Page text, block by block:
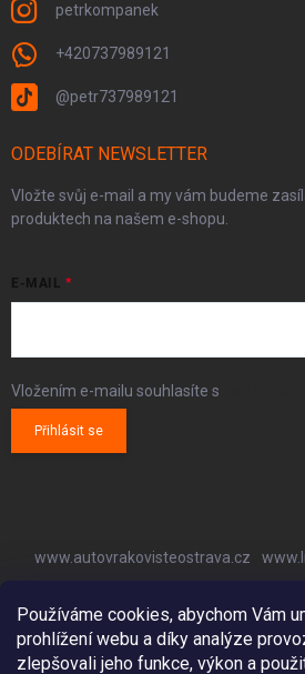
Používáme cookies, abychom Vám
prohlížení webu a díky analýze
zlepšovali jeho funkce, výkon a
petrkompanek
+420737989121
@petr737989121
ODEBÍRAT NEWSLETTER
Vložte svůj e-mail a my vám budeme
produktech na našem e-shopu.
E-MAIL
Vložením e-mailu souhlasíte s
Přihlásit se
www.autovrakovisteostrava.cz